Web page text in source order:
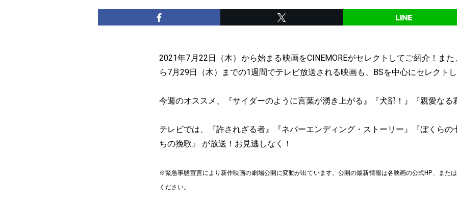
2021年7月22日（木）から始まる映画をCINEMOREがセレクトしてご紹介！ま
ら7月29日（木）までの1週間でテレビ放送される映画も、BSを中心にセレクトし
今週のオススメ、『サイダーのように言葉が湧き上がる』『犬部！』『親愛なる
テレビでは、『許されざる者』『ネバーエンディング・ストーリー』『ぼくらの
ちの挽歌』 が放送！お見逃しなく！
※緊急事態宣言により新作映画の劇場公開に変動が出ています。公開の最新情報は各映画の公式HP、また
ください。